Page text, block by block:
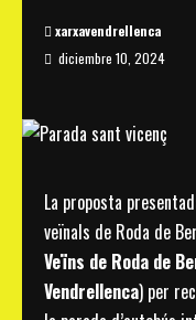
xarxavendrellenca
diciembre 10, 2024
La proposta
veïnals de Roda de
Veïns de Roda de
Vendrellenca) per